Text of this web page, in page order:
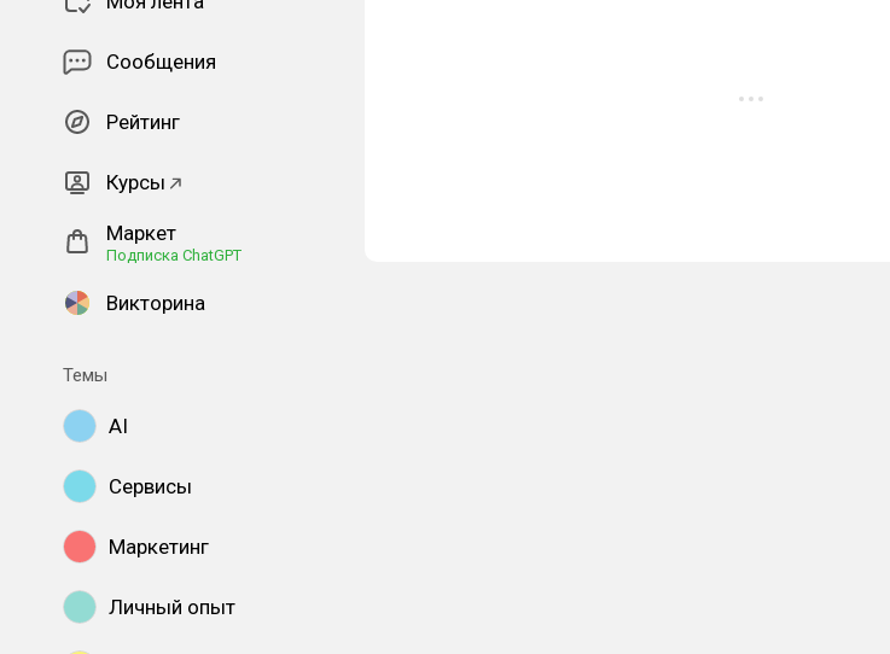
Сообщения
Рейтинг
Курсы
Маркет
Подписка ChatGPT
Викторина
Темы
AI
Сервисы
Маркетинг
Личный опыт